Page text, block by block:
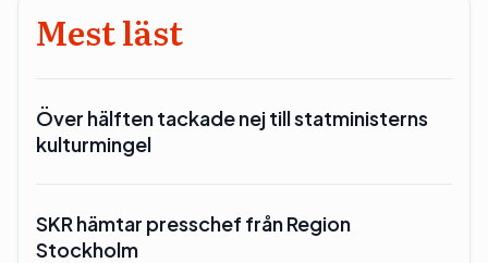
Mest läst
Över hälften tackade nej till statministerns
kulturmingel
SKR hämtar presschef från Region
Stockholm